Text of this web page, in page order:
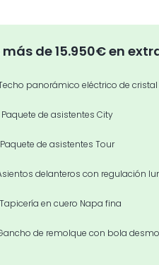
más de 15.950€ en
panorámico eléctrico de cristal
Paquete de asistentes City
Paquete de asistentes Tour
delanteros con regulación
Tapicería en cuero Napa fina
de remolque con bola